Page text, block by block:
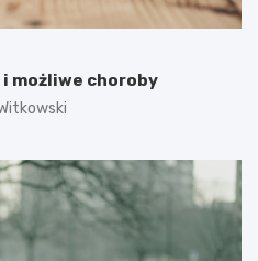
i możliwe choroby